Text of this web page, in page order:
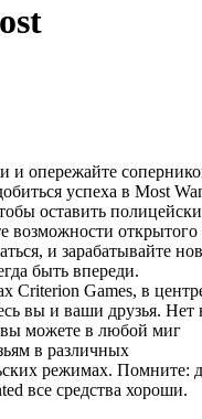
и опережайте
успеха в Most
оставить
возможности открытого
и зарабатывайте
быть впереди.
Criterion Games, в
вы и ваши друзья. Нет
можете в любой миг
в различных
режимах. Помните:
все средства хороши.